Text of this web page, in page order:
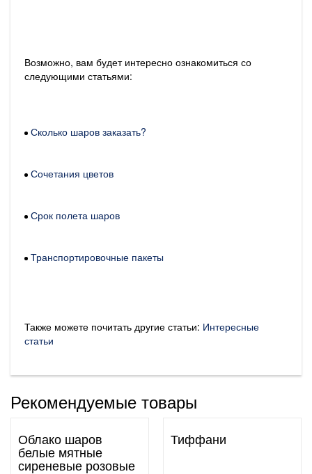
Возможно, вам будет интересно ознакомиться со
следующими статьями:
Сколько шаров заказать?
Сочетания цветов
Срок полета шаров
Транспортировочные пакеты
Также можете почитать другие статьи: Интересные
статьи
Рекомендуемые товары
Облако шаров
белые мятные
сиреневые розовые
Тиффани